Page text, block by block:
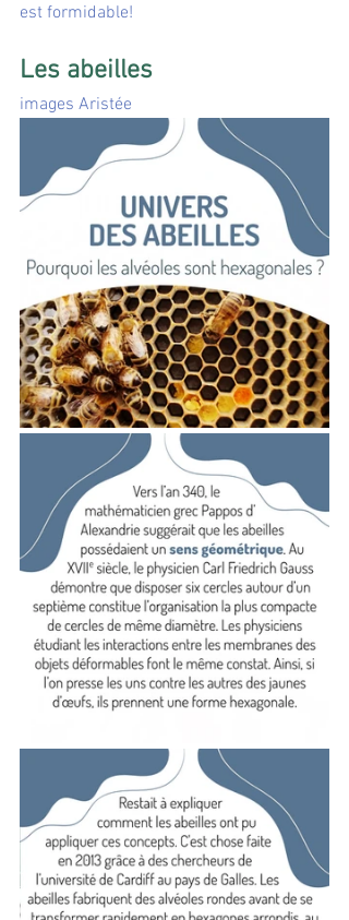
est formidable!
Les abeilles
images Aristée